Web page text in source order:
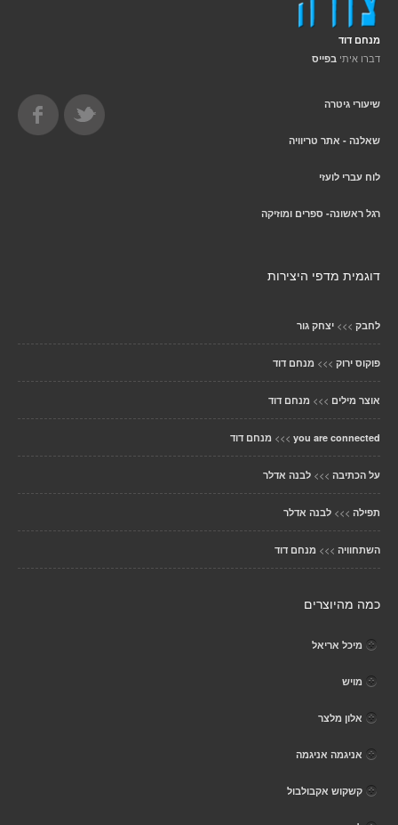
מנחם דוד
דברו איתי בפייס
שיעורי גיטרה
שאלנה - אתר טריוויה
לוח עברי לועזי
רגל ראשונה- ספרים ומוזיקה
דוגמית מדפי היצירות
לחבק >>> יצחק גור
פוקוס ירוק >>> מנחם דוד
אוצר מילים >>> מנחם דוד
you are connected
>>> מנחם דוד
על הכתיבה >>> לבנה אדלר
תפילה >>> לבנה אדלר
השתחוויה >>> מנחם דוד
כמה מהיוצרים
מיכל אריאל
מויש
אלון מלצר
אניגמה אניגמה
קשקוש אקבולבול